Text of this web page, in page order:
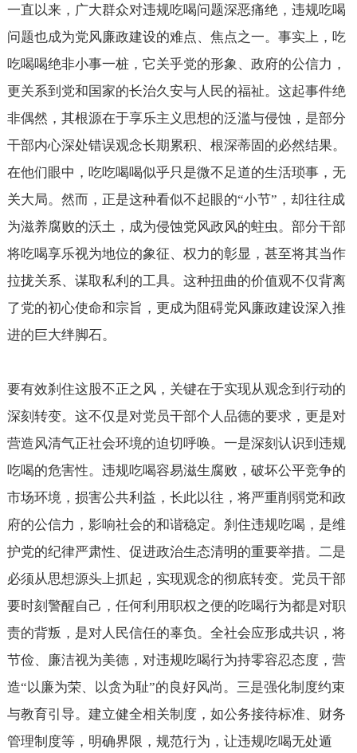
一直以来，广大群众对违规吃喝问题深恶痛绝，违规吃喝
问题也成为党风廉政建设的难点、焦点之一。事实上，吃
吃喝喝绝非小事一桩，它关乎党的形象、政府的公信力，
更关系到党和国家的长治久安与人民的福祉。这起事件绝
非偶然，其根源在于享乐主义思想的泛滥与侵蚀，是部分
干部内心深处错误观念长期累积、根深蒂固的必然结果。
在他们眼中，吃吃喝喝似乎只是微不足道的生活琐事，无
关大局。然而，正是这种看似不起眼的“小节”，却往往成
为滋养腐败的沃土，成为侵蚀党风政风的蛀虫。部分干部
将吃喝享乐视为地位的象征、权力的彰显，甚至将其当作
拉拢关系、谋取私利的工具。这种扭曲的价值观不仅背离
了党的初心使命和宗旨，更成为阻碍党风廉政建设深入推
进的巨大绊脚石。
要有效刹住这股不正之风，关键在于实现从观念到行动的
深刻转变。这不仅是对党员干部个人品德的要求，更是对
营造风清气正社会环境的迫切呼唤。一是深刻认识到违规
吃喝的危害性。违规吃喝容易滋生腐败，破坏公平竞争的
市场环境，损害公共利益，长此以往，将严重削弱党和政
府的公信力，影响社会的和谐稳定。刹住违规吃喝，是维
护党的纪律严肃性、促进政治生态清明的重要举措。二是
必须从思想源头上抓起，实现观念的彻底转变。党员干部
要时刻警醒自己，任何利用职权之便的吃喝行为都是对职
责的背叛，是对人民信任的辜负。全社会应形成共识，将
节俭、廉洁视为美德，对违规吃喝行为持零容忍态度，营
造“以廉为荣、以贪为耻”的良好风尚。三是强化制度约束
与教育引导。建立健全相关制度，如公务接待标准、财务
管理制度等，明确界限，规范行为，让违规吃喝无处遁